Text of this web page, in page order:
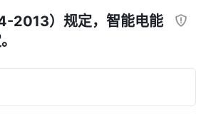
2013）规定，智能电能